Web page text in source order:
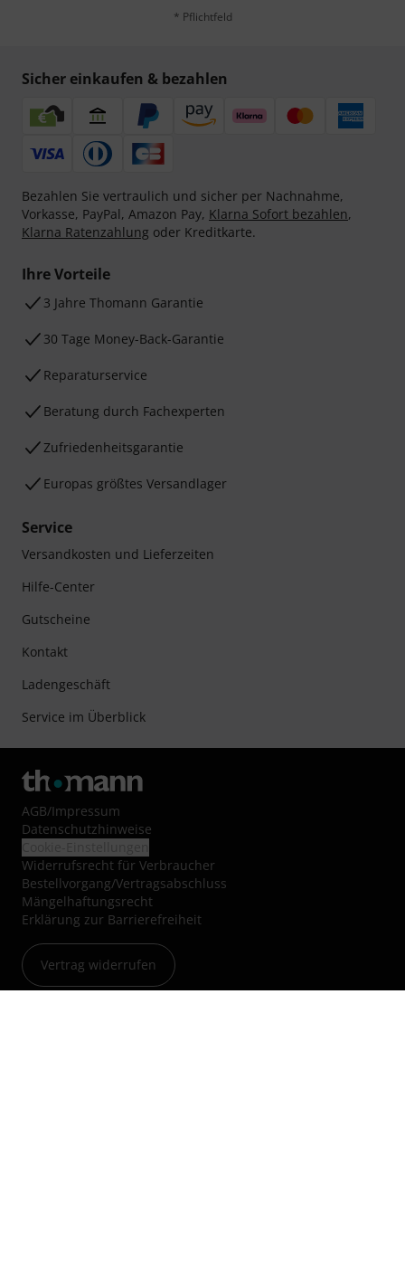
* Pflichtfeld
Sicher einkaufen & bezahlen
Bezahlen Sie vertraulich und sicher per Nachnahme,
Vorkasse, PayPal, Amazon Pay, Klarna Sofort bezahlen,
Klarna Ratenzahlung oder Kreditkarte.
Ihre Vorteile
3 Jahre Thomann Garantie
30 Tage Money-Back-Garantie
Reparaturservice
Beratung durch Fachexperten
Zufriedenheitsgarantie
Europas größtes Versandlager
Service
Versandkosten und Lieferzeiten
Hilfe-Center
Gutscheine
Kontakt
Ladengeschäft
Service im Überblick
AGB/Impressum
Datenschutzhinweise
Widerrufsrecht für Verbraucher
Bestellvorgang/Vertragsabschluss
Mängelhaftungsrecht
Erklärung zur Barrierefreiheit
Vertrag widerrufen